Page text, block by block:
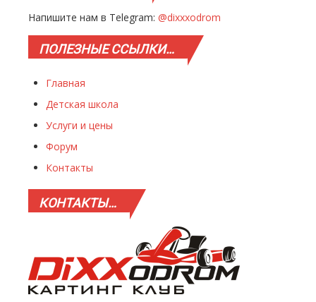
Напишите нам в Telegram: @dixxxodrom
ПОЛЕЗНЫЕССЫЛКИ…
Главная
Детская школа
Услуги и цены
Форум
Контакты
КОНТАКТЫ…